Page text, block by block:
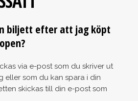
biljett efter att jag köpt
via e-post som du skriver ut
eller som du kan spara i din
skickas till din e-post som